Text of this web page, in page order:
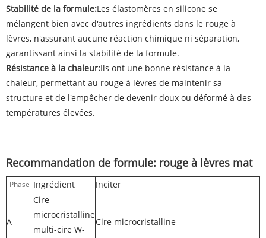
Stabilité de la formule:Les élastomères en silicone se
mélangent bien avec d'autres ingrédients dans le rouge à
lèvres, n'assurant aucune réaction chimique ni séparation,
garantissant ainsi la stabilité de la formule.
Résistance à la chaleur:Ils ont une bonne résistance à la
chaleur, permettant au rouge à lèvres de maintenir sa
structure et de l'empêcher de devenir doux ou déformé à des
températures élevées.
Recommandation de formule: rouge à lèvres mat
Phase Ingrédient Inciter
A
Cire
microcristalline
multi-cire W-
Cire microcristalline